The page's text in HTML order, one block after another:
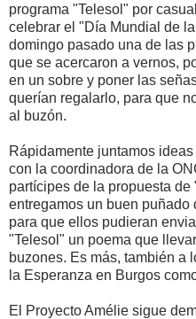
programa "Telesol" por
celebrar el "Día Mundial de
domingo pasado una de las
que se acercaron a vernos,
en un sobre y poner las
querían regalarlo, para que
al buzón.
Rápidamente juntamos
con la coordinadora de la
partícipes de la propuesta
entregamos un buen puñado
para que ellos pudieran
"Telesol" un poema que
buzones. Es más, también a
la Esperanza en Burgos
El Proyecto Amélie sigue